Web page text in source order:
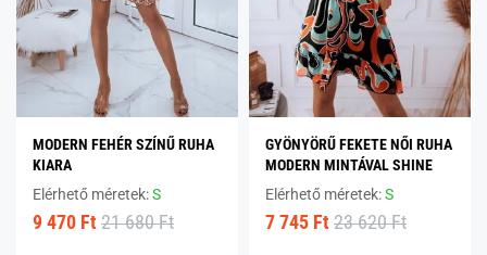
MODERN FEHÉR SZÍNŰ RUHA
KIARA
Elérhető méretek:S
9 470 Ft 21 680 Ft
GYÖNYÖRŰ FEKETE NŐI RUHA
MODERN MINTÁVAL SHINE
Elérhető méretek:S
7 745 Ft 23 620 Ft